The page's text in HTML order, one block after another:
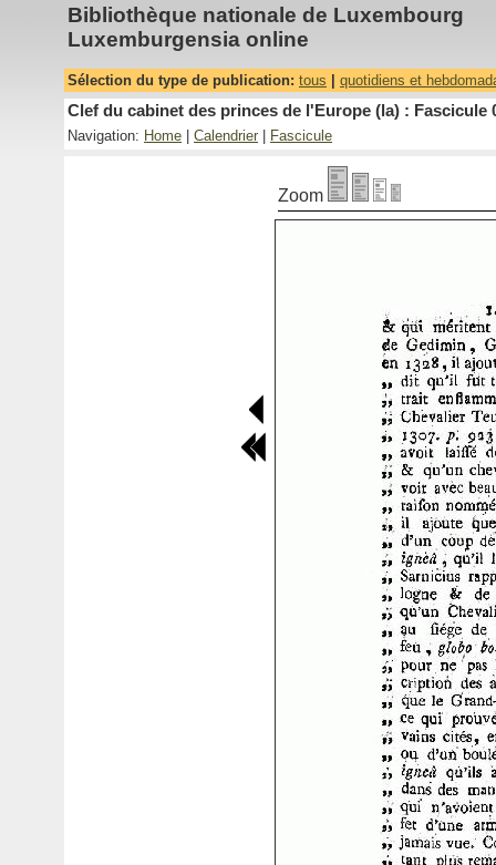
Bibliothèque nationale de Luxembourg
Luxemburgensia online
Sélection du type de publication: tous quotidiens et
Clef du cabinet des princes de l'Europe (la) : Fascicule
Navigation: Home Calendrier Fascicule
Zoom